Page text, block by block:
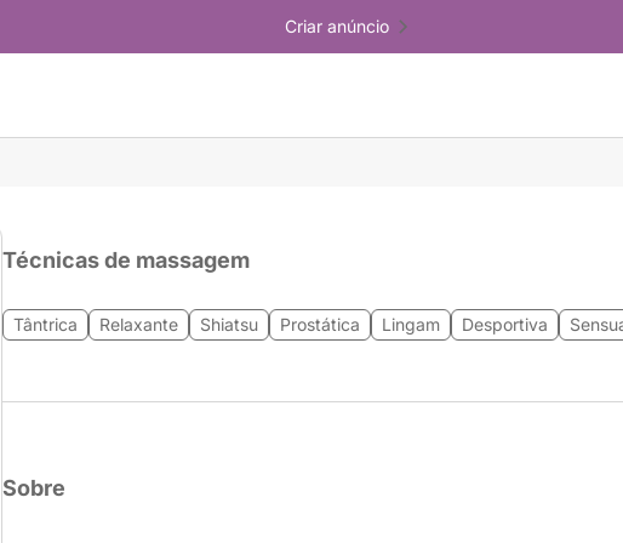
Criar anúncio
Técnicas de massagem
Tântrica Relaxante Shiatsu Prostática Lingam Desportiva
Sobre